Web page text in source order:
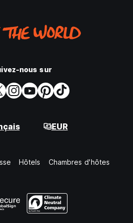
nous sur
EUR
Hôtels Chambres d'hôtes